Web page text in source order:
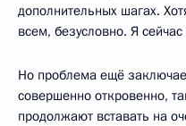
дополнительных шагах.
всем, безусловно. Я
Но проблема ещё
совершенно откровенно,
продолжают вставать на